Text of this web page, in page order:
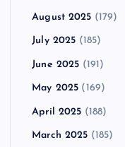
August 2025 (179)
July 2025 (185)
June 2025 (191)
May 2025 (169)
April 2025 (188)
March 2025 (185)